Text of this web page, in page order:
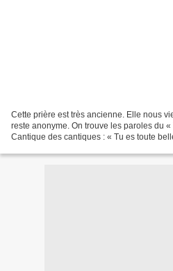
Cette prière est très ancienne. Elle nous
reste anonyme. On trouve les paroles du
Cantique des cantiques : « Tu es toute